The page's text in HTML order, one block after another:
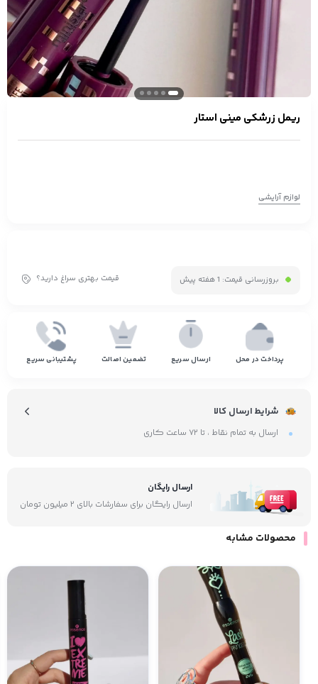
ریمل زرشکی مینی استار
لوازم آرایشی
بروزرسانی قیمت: 1 هفته پیش قیمت بهتری سراغ دارید؟
پرداخت در محل ارسال سریع تضمین اصالت پشتیبانی سریع
شرایط ارسال کالا
ارسال به تمام نقاط ، تا ۷۲ ساعت کاری
ارسال رایگان
ارسال رایگان برای سفارشات بالای ۲ میلیون تومان
محصولات مشابه